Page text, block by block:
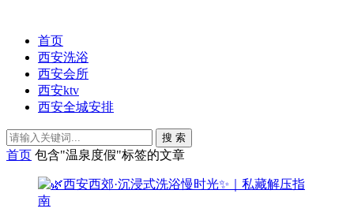
首页
西安洗浴
西安会所
西安ktv
西安全城安排
搜 索
首页 包含"温泉度假"标签的文章